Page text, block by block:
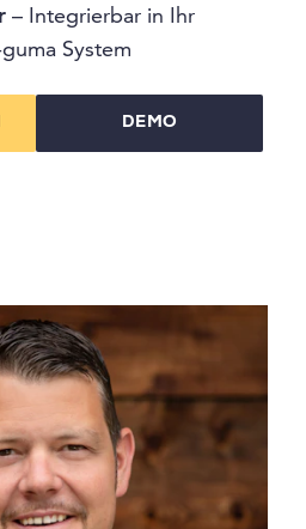
– Integrierbar in Ihr
System
DEMO